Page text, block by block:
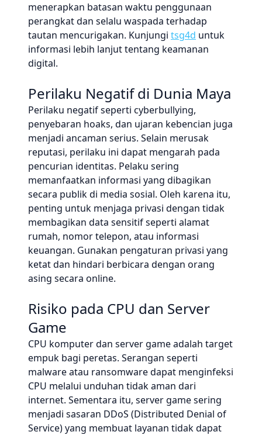
menerapkan batasan waktu penggunaan
perangkat dan selalu waspada terhadap
tautan mencurigakan. Kunjungi tsg4d untuk
informasi lebih lanjut tentang keamanan
digital.
Perilaku Negatif di Dunia Maya
Perilaku negatif seperti cyberbullying,
penyebaran hoaks, dan ujaran kebencian juga
menjadi ancaman serius. Selain merusak
reputasi, perilaku ini dapat mengarah pada
pencurian identitas. Pelaku sering
memanfaatkan informasi yang dibagikan
secara publik di media sosial. Oleh karena itu,
penting untuk menjaga privasi dengan tidak
membagikan data sensitif seperti alamat
rumah, nomor telepon, atau informasi
keuangan. Gunakan pengaturan privasi yang
ketat dan hindari berbicara dengan orang
asing secara online.
Risiko pada CPU dan Server
Game
CPU komputer dan server game adalah target
empuk bagi peretas. Serangan seperti
malware atau ransomware dapat menginfeksi
CPU melalui unduhan tidak aman dari
internet. Sementara itu, server game sering
menjadi sasaran DDoS (Distributed Denial of
Service) yang membuat layanan tidak dapat